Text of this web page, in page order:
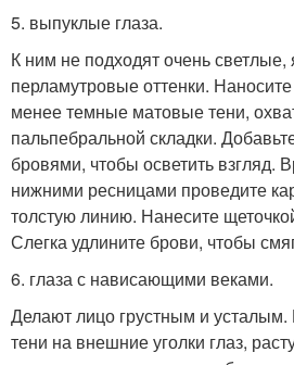
5. выпуклые глаза.
К ним не подходят очень светлые,
перламутровые оттенки.
менее темные матовые тени,
пальпебральной складки.
бровями, чтобы осветить взгляд.
нижними ресницами проведите
толстую линию. Нанесите
Слегка удлините брови, чтобы
6. глаза с нависающими веками.
Делают лицо грустным и
тени на внешние уголки глаз,